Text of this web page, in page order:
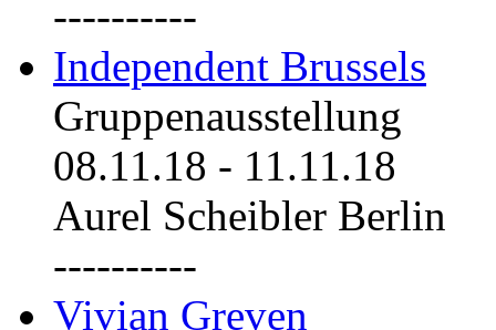
----------
Independent Brussels
Gruppenausstellung
08.11.18 - 11.11.18
Aurel Scheibler Berlin
----------
Vivian Greven